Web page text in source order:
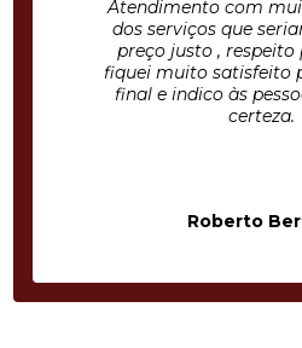
Atendimento com
dos serviços que
preço justo , respeito
fiquei muito satisfeito
final e indico às
certeza.
Roberto